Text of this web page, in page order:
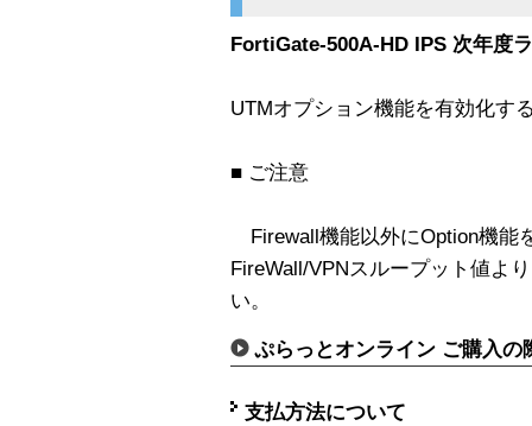
FortiGate-500A-HD IPS 次年度
UTMオプション機能を有効化す
■ ご注意
Firewall機能以外にOption機能
FireWall/VPNスループット値よ
い。
ぷらっとオンライン ご購入の
支払方法について